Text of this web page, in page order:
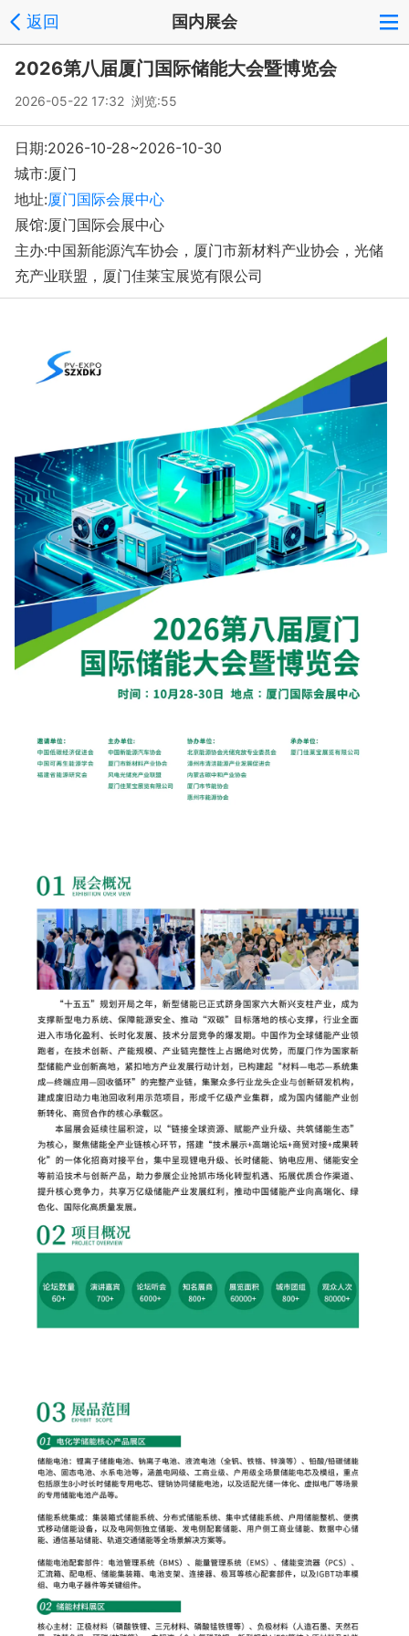
返回 国内展会
2026第八届厦门国际储能大会暨博览会
2026-05-22 17:32 浏览:55
日期:2026-10-28~2026-10-30
城市:厦门
地址:厦门国际会展中心
展馆:厦门国际会展中心
主办:中国新能源汽车协会，厦门市新材料产业协会，光储
充产业联盟，厦门佳莱宝展览有限公司